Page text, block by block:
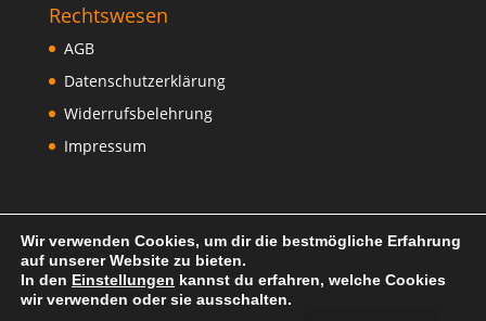
Rechtswesen
AGB
Datenschutzerklärung
Widerrufsbelehrung
Impressum
Wir verwenden Cookies, um dir die bestmögliche Erfahrung
auf unserer Website zu bieten.
In den Einstellungen kannst du erfahren, welche Cookies
wir verwenden oder sie ausschalten.